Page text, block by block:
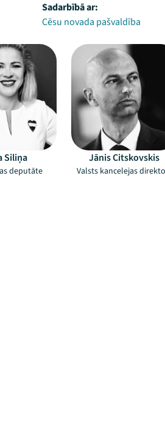
Sadarbībā ar:
Cēsu novada pašvaldība
Siliņa
deputāte
Jānis Citskovskis
Valsts kancelejas